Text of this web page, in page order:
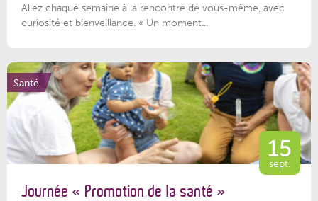
Allez chaque semaine à la rencontre de vous-même, avec
curiosité et bienveillance. « Un moment...
Santé
15
sept.
Journée « Promotion de la santé »